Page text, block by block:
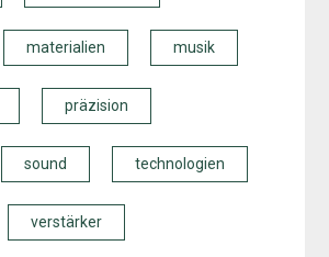
materialien musik
präzision
sound technologien
verstärker